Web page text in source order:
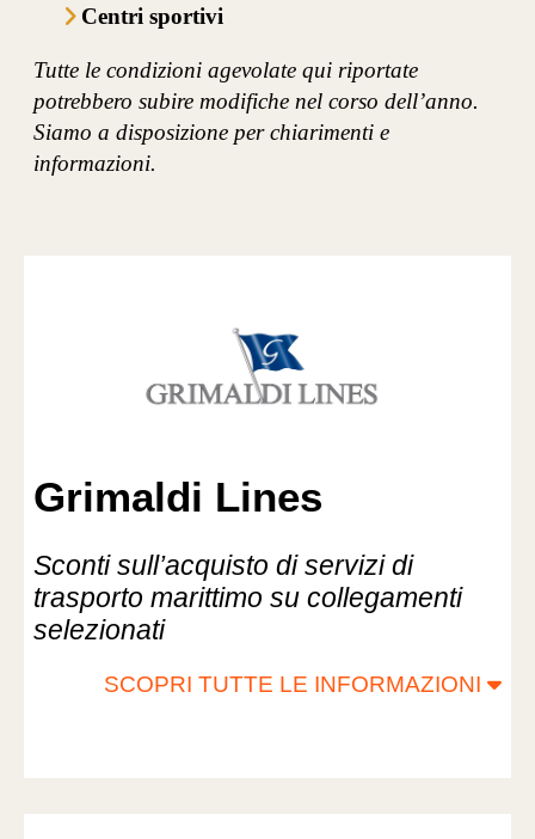
Centri sportivi
Tutte le condizioni agevolate qui riportate
potrebbero subire modifiche nel corso dell’anno.
Siamo a disposizione per chiarimenti e
informazioni.
Grimaldi Lines
Sconti sull’acquisto di servizi di
trasporto marittimo su collegamenti
selezionati
SCOPRI TUTTE LE INFORMAZIONI